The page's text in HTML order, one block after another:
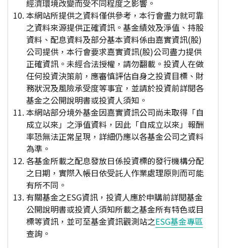
經濟環境改變而受不同程度之影響。
本網站所提供之資料僅供參考，本行會盡力就可靠
之資料來源提供正確資訊。基金績效及淨值、持股
資料、配息資料及部分基本資料係由嘉實資訊(股)
公司提供，本行會要求嘉實資訊(股)公司盡力提供
正確資訊。未經合法授權，請勿翻載。投資人在做
任何投資決策前，應審慎評估自身之投資目標、財
務狀況及風險承受度等事宜，並請於投資前詳閱各
基金之公開說明書或投資人須知。
本網站部分境外基金因嘉實資訊公司尚未取得「自
成立以來」之淨值資料，因此「自成立以來」報酬
率恐無法正常呈現，詳細仍應以各基金公司之資料
為準。
各基金所載之配息發放日係投資標的發行機構分配
之日期，實際入帳日依受託人作業處理原則而可能
有所不同。
有關基金之ESG資訊，投資人應於申購前詳閱基金
公開說明書或投資人須知所載之基金所有特色或目
標等資訊，並可至基金資訊觀測站之ESG基金專區
查詢。